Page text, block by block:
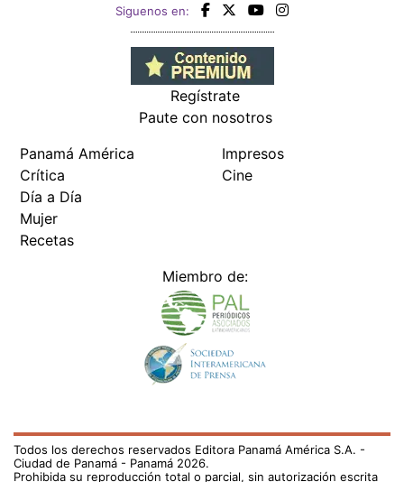
Siguenos en:
Regístrate
Paute con nosotros
Panamá América
Crítica
Día a Día
Mujer
Recetas
Impresos
Cine
Miembro de:
Todos los derechos reservados Editora Panamá América S.A. -
Ciudad de Panamá - Panamá 2026.
Prohibida su reproducción total o parcial, sin autorización escrita